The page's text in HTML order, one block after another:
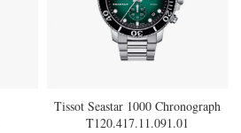
Tissot Seastar 1000 Chronograph
T120.417.11.091.01